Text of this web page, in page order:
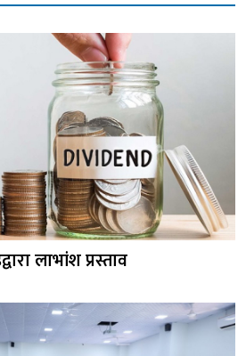
लाभांश प्रस्ताव